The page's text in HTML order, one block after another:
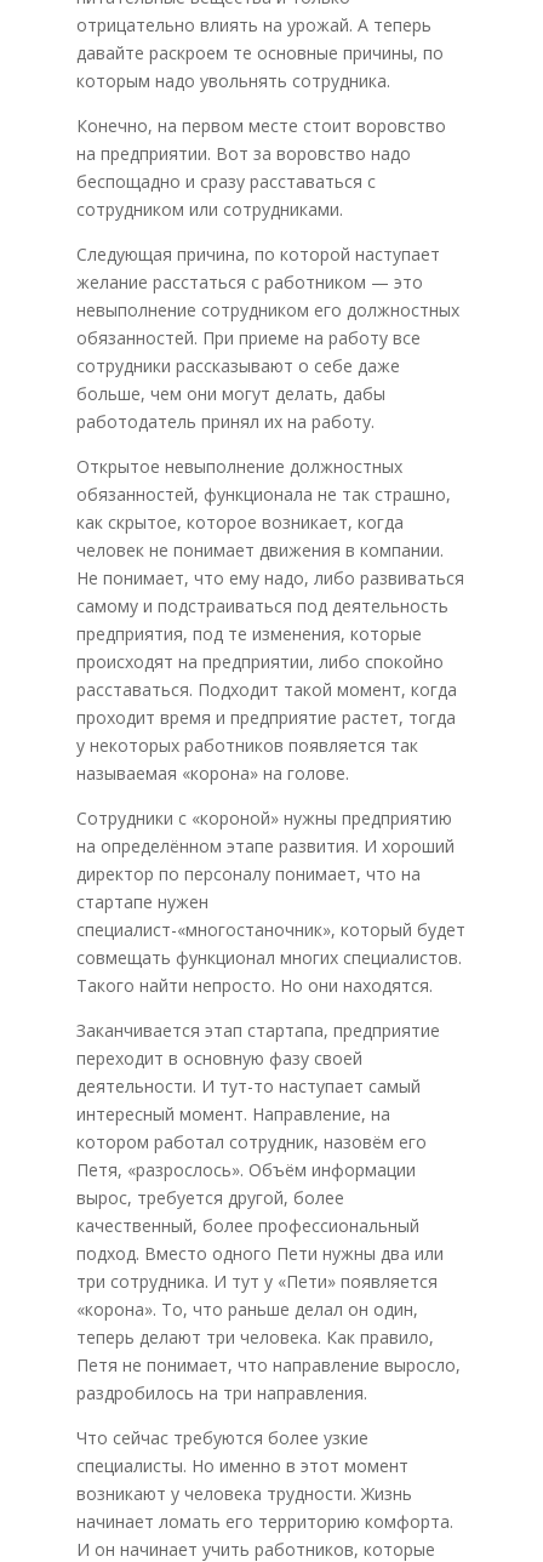
отрицательно влиять на урожай. А теперь
давайте раскроем те основные причины, по
которым надо увольнять сотрудника.
Конечно, на первом месте стоит воровство
на предприятии. Вот за воровство надо
беспощадно и сразу расставаться с
сотрудником или сотрудниками.
Следующая причина, по которой наступает
желание расстаться с работником — это
невыполнение сотрудником его должностных
обязанностей. При приеме на работу все
сотрудники рассказывают о себе даже
больше, чем они могут делать, дабы
работодатель принял их на работу.
Открытое невыполнение должностных
обязанностей, функционала не так страшно,
как скрытое, которое возникает, когда
человек не понимает движения в компании.
Не понимает, что ему надо, либо развиваться
самому и подстраиваться под деятельность
предприятия, под те изменения, которые
происходят на предприятии, либо спокойно
расставаться. Подходит такой момент, когда
проходит время и предприятие растет, тогда
у некоторых работников появляется так
называемая «корона» на голове.
Сотрудники с «короной» нужны предприятию
на определённом этапе развития. И хороший
директор по персоналу понимает, что на
стартапе нужен
специалист-«многостаночник», который будет
совмещать функционал многих специалистов.
Такого найти непросто. Но они находятся.
Заканчивается этап стартапа, предприятие
переходит в основную фазу своей
деятельности. И тут-то наступает самый
интересный момент. Направление, на
котором работал сотрудник, назовём его
Петя, «разрослось». Объём информации
вырос, требуется другой, более
качественный, более профессиональный
подход. Вместо одного Пети нужны два или
три сотрудника. И тут у «Пети» появляется
«корона». То, что раньше делал он один,
теперь делают три человека. Как правило,
Петя не понимает, что направление выросло,
раздробилось на три направления.
Что сейчас требуются более узкие
специалисты. Но именно в этот момент
возникают у человека трудности. Жизнь
начинает ломать его территорию комфорта.
И он начинает учить работников, которые